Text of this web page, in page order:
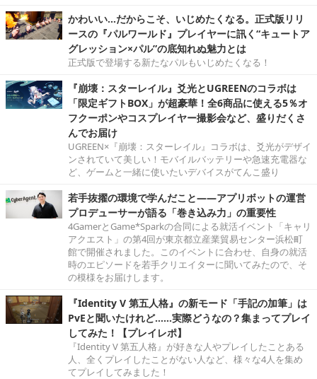
かわいい…だからこそ、いじめたくなる。正式版リリ
ースの『パルワールド』プレイヤーに訊く“キュートア
グレッション×パル”の底知れぬ魅力とは
正式版で登場する新たなパルもいじめたくなる！
『崩壊：スターレイル』爻光とUGREENのコラボは
「限定ギフトBOX」が超豪華！全6商品に使える5％オ
フクーポンやコスプレイヤー撮影会など、盛りだくさ
んでお届け
UGREEN×『崩壊：スターレイル』コラボは、爻光がデザイ
ンされていて美しい！モバイルバッテリーや急速充電器な
ど、ゲームと一緒に使いたいデバイスがてんこ盛り
若手抜擢の環境で学んだこと――アプリボットの運営
プロデューサーが語る「巻き込み力」の重要性
4GamerとGame*Sparkの合同による就活イベント「キャリ
アクエスト」の第4回が東京都立産業貿易センター浜松町
館で開催されました。このイベントに合わせ、自身の就活
時のエピソードを若手クリエイターに聞いてみたので、そ
の模様をお届けします。
『Identity V 第五人格』の新モード「手記の加筆」は
PvEと聞いたけれど……実際どうなの？集まってプレイ
してみた！【プレイレポ】
『Identity V 第五人格』が好きな人やプレイしたことある
人、全くプレイしたことがない人など、様々な4人を集め
てプレイしてみました！